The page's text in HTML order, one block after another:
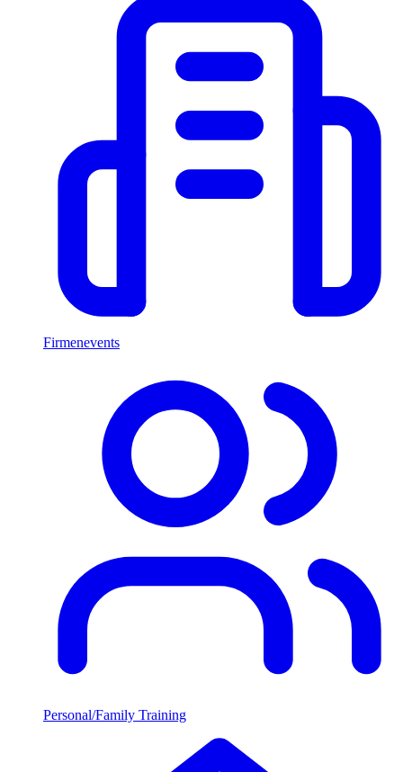
Firmenevents
Personal/Family Training